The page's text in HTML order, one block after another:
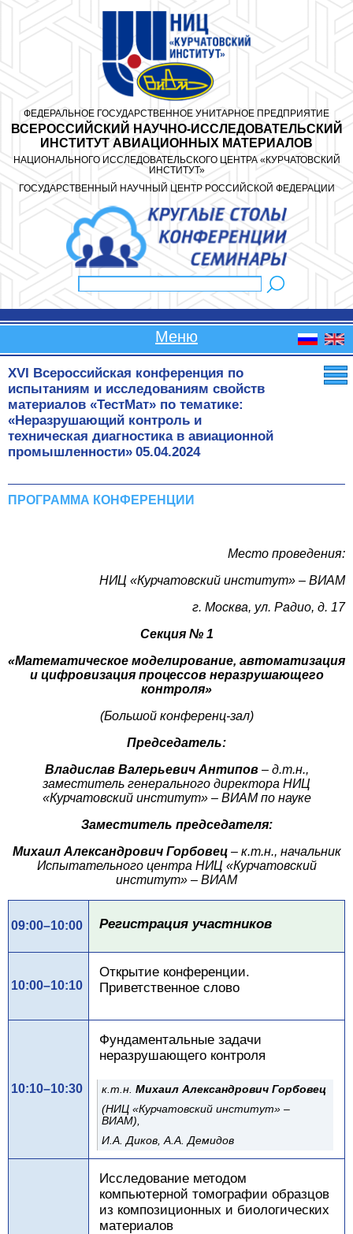
ФЕДЕРАЛЬНОЕ ГОСУДАРСТВЕННОЕ УНИТАРНОЕ ПРЕДПРИЯТИЕ
ВСЕРОССИЙСКИЙ НАУЧНО-ИССЛЕДОВАТЕЛЬСКИЙ
ИНСТИТУТ АВИАЦИОННЫХ МАТЕРИАЛОВ
НАЦИОНАЛЬНОГО ИССЛЕДОВАТЕЛЬСКОГО ЦЕНТРА «КУРЧАТОВСКИЙ
ИНСТИТУТ»
ГОСУДАРСТВЕННЫЙ НАУЧНЫЙ ЦЕНТР РОССИЙСКОЙ ФЕДЕРАЦИИ
Форма поиска
Меню
ХVI Всероссийская конференция по
испытаниям и исследованиям свойств
материалов «ТестМат» по тематике:
«Неразрушающий контроль и
техническая диагностика в авиационной
промышленности» 05.04.2024
ПРОГРАММА КОНФЕРЕНЦИИ
Место проведения:
НИЦ «Курчатовский институт» – ВИАМ
г. Москва, ул. Радио, д. 17
Секция № 1
«Математическое моделирование, автоматизация
и цифровизация процессов неразрушающего
контроля»
(Большой конференц-зал)
Председатель:
Владислав Валерьевич Антипов – д.т.н.,
заместитель генерального директора НИЦ
«Курчатовский институт» – ВИАМ по науке
Заместитель председателя:
Михаил Александрович Горбовец – к.т.н., начальник
Испытательного центра НИЦ «Курчатовский
институт» – ВИАМ
09:00–10:00 Регистрация участников
10:00–10:10
Открытие конференции.
Приветственное слово
10:10–10:30
Фундаментальные задачи
неразрушающего контроля
к.т.н. Михаил Александрович Горбовец
(НИЦ «Курчатовский институт» –
ВИАМ),
И.А. Диков, А.А. Демидов
Исследование методом
компьютерной томографии образцов
из композиционных и биологических
материалов